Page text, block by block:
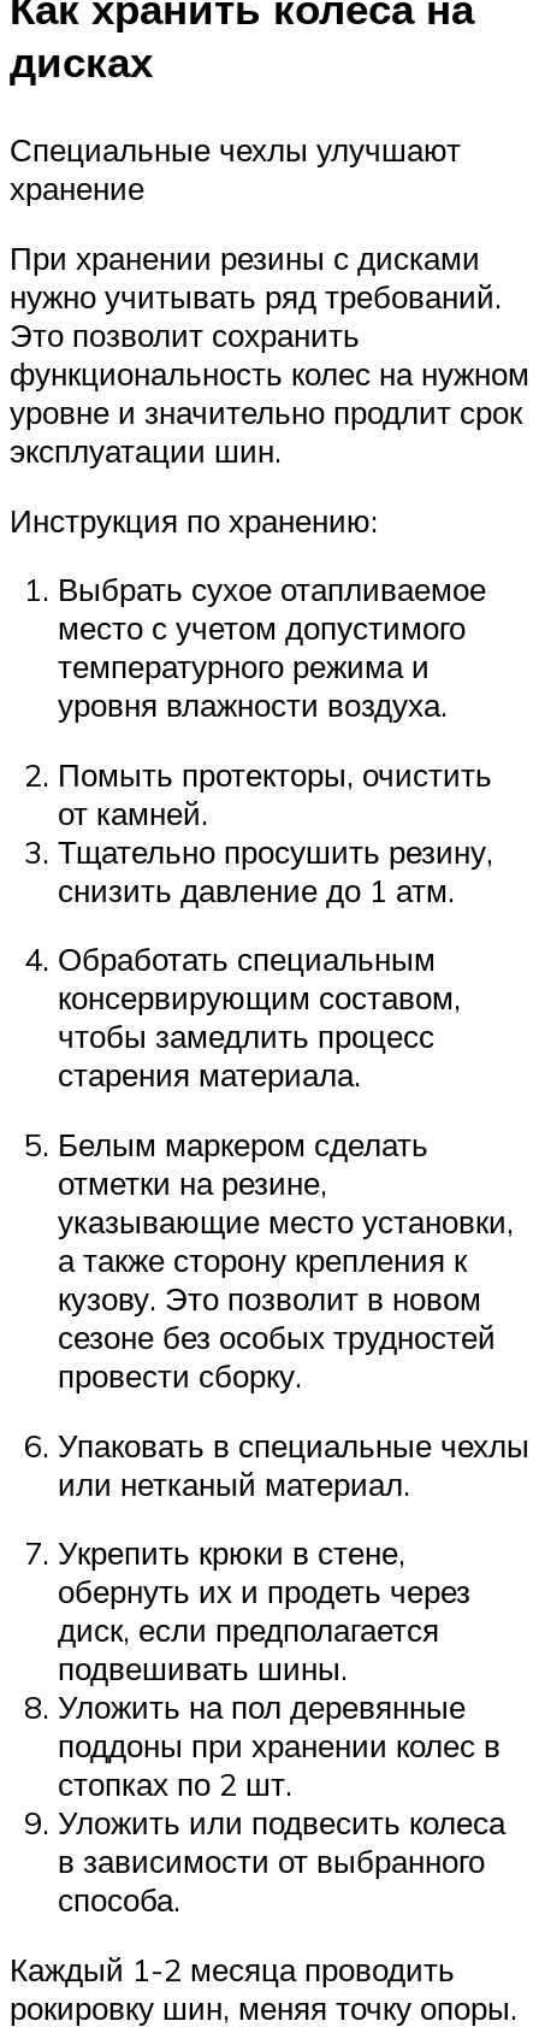
дисках
Специальные чехлы улучшают
хранение
При хранении резины с дисками
нужно учитывать ряд требований.
Это позволит сохранить
функциональность колес на нужном
уровне и значительно продлит срок
эксплуатации шин.
Инструкция по хранению:
Выбрать сухое отапливаемое
место с учетом допустимого
температурного режима и
уровня влажности воздуха.
Помыть протекторы, очистить
от камней.
Тщательно просушить резину,
снизить давление до 1 атм.
Обработать специальным
консервирующим составом,
чтобы замедлить процесс
старения материала.
Белым маркером сделать
отметки на резине,
указывающие место установки,
а также сторону крепления к
кузову. Это позволит в новом
сезоне без особых трудностей
провести сборку.
Упаковать в специальные чехлы
или нетканый материал.
Укрепить крюки в стене,
обернуть их и продеть через
диск, если предполагается
подвешивать шины.
Уложить на пол деревянные
поддоны при хранении колес в
стопках по 2 шт.
Уложить или подвесить колеса
в зависимости от выбранного
способа.
Каждый 1-2 месяца проводить
рокировку шин, меняя точку опоры.